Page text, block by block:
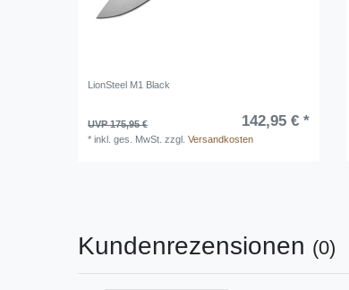
LionSteel M1 Black
UVP 175,95 € 142,95 € *
*inkl. ges. MwSt. zzgl.Versandkosten
Kundenrezensionen (0)